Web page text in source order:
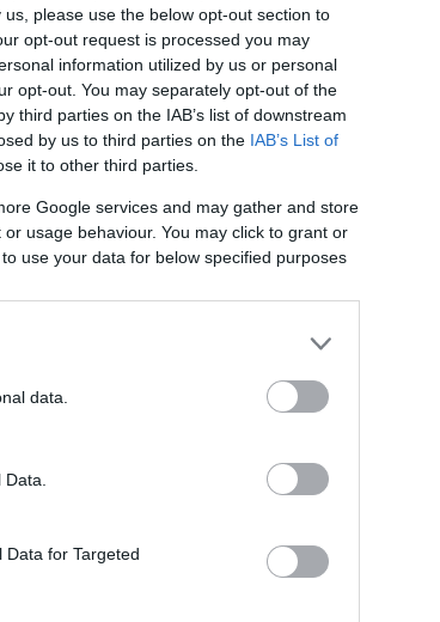
please use the below opt-out section to
opt-out request is processed you may
information utilized by us or personal
opt-out. You may separately opt-out of the
third parties on the IAB’s list of downstream
by us to third parties on the IAB’s List of
it to other third parties.
Google services and may gather and store
usage behaviour. You may click to grant or
use your data for below specified purposes
data.
for Targeted
a Sin City 2-
Joseph Gordon-
helyette azonban
ban
vs. Batman
és Batman epikus
DVD és Blu-Ray
ray trailer